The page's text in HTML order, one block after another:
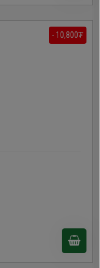
- 10,800₮